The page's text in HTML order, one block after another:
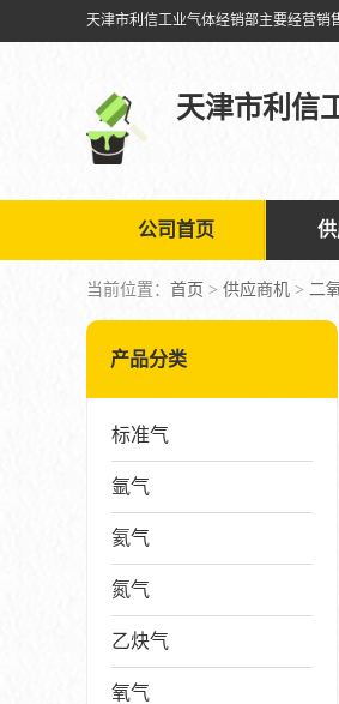
天津市利信
公司首页
当前位置： 首页 > 供应商机 > 二
产品分类
标准气
氩气
氦气
氮气
乙炔气
氧气